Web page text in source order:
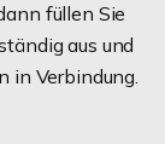
füllen Sie
aus und
in Verbindung.